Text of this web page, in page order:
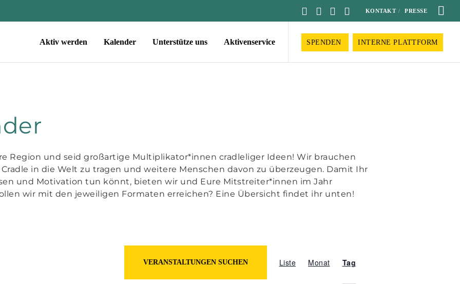
KONTAKT PRESSE
SPENDEN INTERNE PLATTFORM
Aktiv werden Kalender Unterstütze uns Aktivenservice
Region und seid großartige Multiplikator*innen cradleliger Ideen! Wir brauchen
in die Welt zu tragen und weitere Menschen davon zu überzeugen. Damit Ihr
und Motivation tun könnt, bieten wir und Eure Mitstreiter*innen im Jahr
wir mit den jeweiligen Formaten erreichen? Eine Übersicht findet ihr unten!
VERANSTALTUNGEN SUCHEN
Ansichten-
Liste Monat Tag